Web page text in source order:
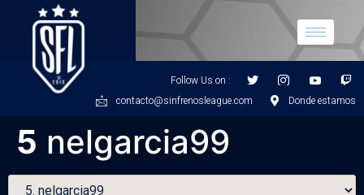
Follow Us on :
contacto@sinfrenosleague.com
Donde estamos
5 nelgarcia99